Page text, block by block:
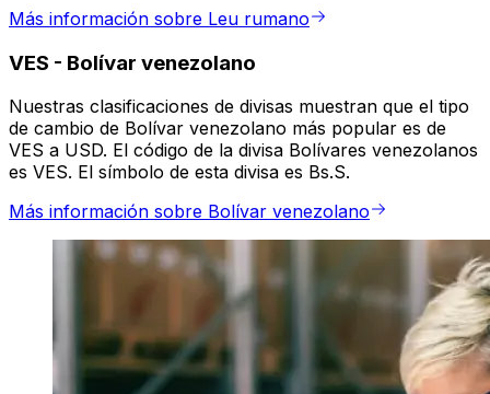
Más información sobre Leu rumano
VES - Bolívar venezolano
Nuestras clasificaciones de divisas muestran que el tipo
de cambio de Bolívar venezolano más popular es de
VES a USD. El código de la divisa Bolívares venezolanos
es VES. El símbolo de esta divisa es Bs.S.
Más información sobre Bolívar venezolano